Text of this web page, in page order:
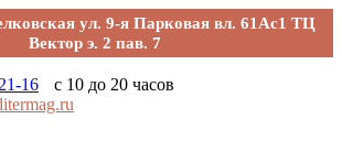
ул. 9-я Парковая вл. 61Ас1 ТЦ
Вектор э. 2 пав. 7
16
с 10 до 20 часов